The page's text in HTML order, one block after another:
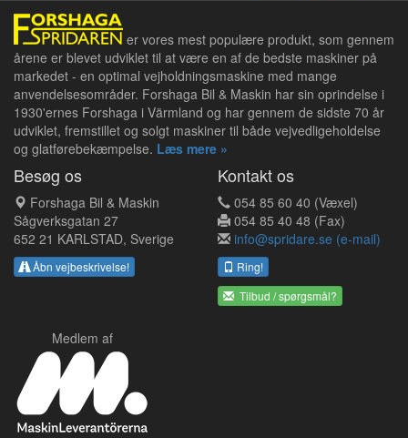
er vores mest populære produkt, som gennem
årene er blevet udviklet til at være en af de bedste maskiner på
markedet - en optimal vejholdningsmaskine med mange
anvendelsesområder. Forshaga Bil & Maskin har sin oprindelse i
1930'ernes Forshaga i Värmland og har gennem de sidste 70 år
udviklet, fremstillet og solgt maskiner til både vejvedligeholdelse
og glatførebekæmpelse. Læs mere »
Besøg os
Forshaga Bil & Maskin
Sågverksgatan 27
652 21 KARLSTAD, Sverige
Åbn vejbeskrivelse!
Kontakt os
054 85 60 40 (Væxel)
054 85 40 48 (Fax)
info@spridare.se (e-mail)
Ring!
Tilbud / spørgsmål?
Medlem af